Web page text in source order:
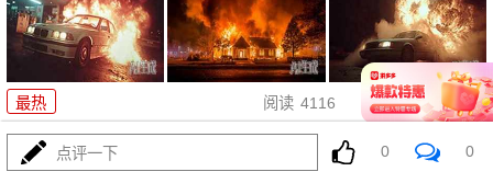
最热 阅读 4116 07-15
霍尔木兹断流：全球能源命脉的至暗时刻
点评一下 0 0